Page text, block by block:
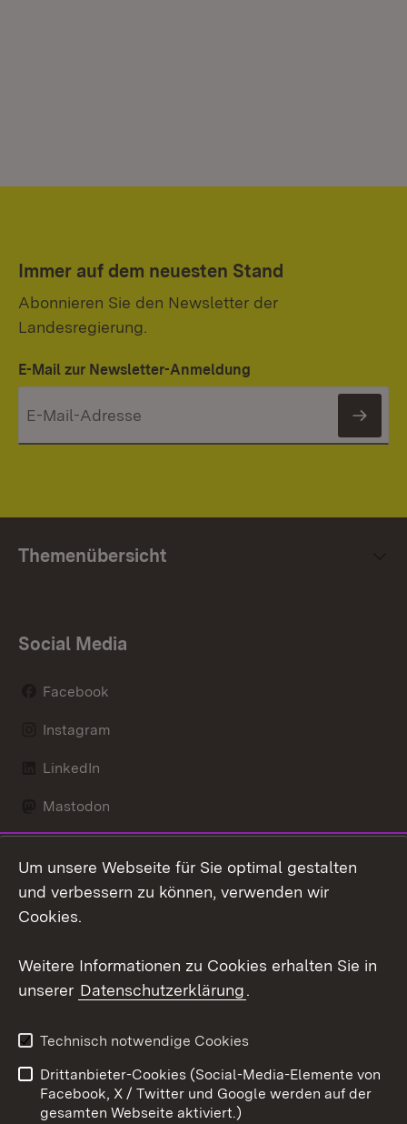
Immer auf dem neuesten Stand
Abonnieren Sie den Newsletter der
Landesregierung.
E-Mail zur Newsletter-Anmeldung
Themenübersicht
Social Media
Facebook
Instagram
LinkedIn
Mastodon
X / Twitter
Youtube
Kontakt
Datenschutz
Barrierefreiheit
Impressum Cookies
Um unsere Webseite für Sie optimal gestalten
und verbessern zu können, verwenden wir
Cookies.
Weitere Informationen zu Cookies erhalten Sie in
unserer Datenschutzerklärung.
Technisch notwendige Cookies
Drittanbieter-Cookies (Social-Media-Elemente von
Facebook, X / Twitter und Google werden auf der
gesamten Webseite aktiviert.)